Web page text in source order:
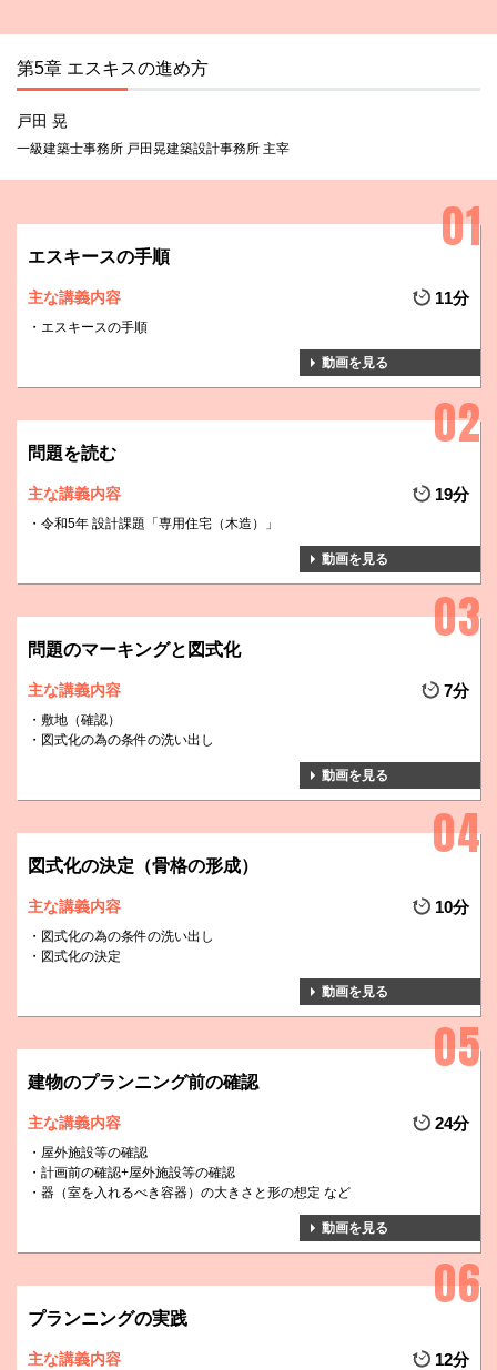
第5章 エスキスの進め方
戸田 晃
一級建築士事務所 戸田晃建築設計事務所 主宰
エスキースの手順
主な講義内容 11分
エスキースの手順
動画を見る
問題を読む
主な講義内容 19分
令和5年 設計課題「専用住宅（木造）」
動画を見る
問題のマーキングと図式化
主な講義内容 7分
敷地（確認）
図式化の為の条件の洗い出し
動画を見る
図式化の決定（骨格の形成）
主な講義内容 10分
図式化の為の条件の洗い出し
図式化の決定
動画を見る
建物のプランニング前の確認
主な講義内容 24分
屋外施設等の確認
計画前の確認+屋外施設等の確認
器（室を入れるべき容器）の大きさと形の想定 など
動画を見る
プランニングの実践
主な講義内容 12分